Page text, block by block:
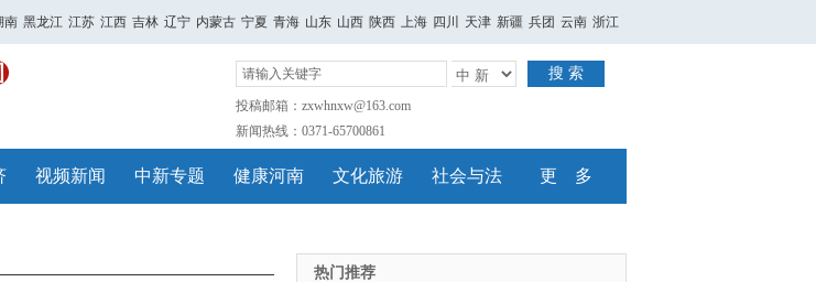
南 黑龙江 江苏 江西 吉林 辽宁 内蒙古 宁夏 青海 山东 山西 陕西 上海 四川 天津 新疆 兵团 云南 浙江
搜 索
投稿邮箱：zxwhnxw@163.com
新闻热线：0371-65700861
视频新闻 中新专题 健康河南 文化旅游 社会与法 更 多
热门推荐